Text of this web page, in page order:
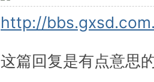
http://
这篇回复是有点意思